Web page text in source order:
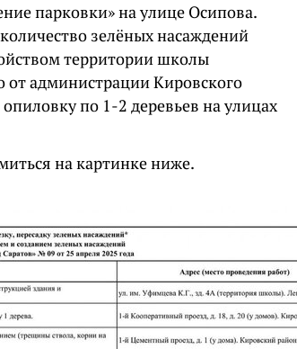
парковки» на улице Осипова.
зелёных насаждений
территории школы
от администрации Кировского
по 1-2 деревьев на улицах
на картинке ниже.